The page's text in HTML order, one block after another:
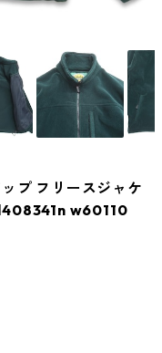
プ フリースジャケ
w60110